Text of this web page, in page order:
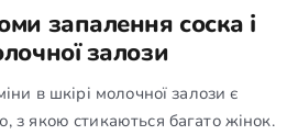
запалення соска і
залози
в шкірі молочної залози є
з якою стикаються багато жінок.